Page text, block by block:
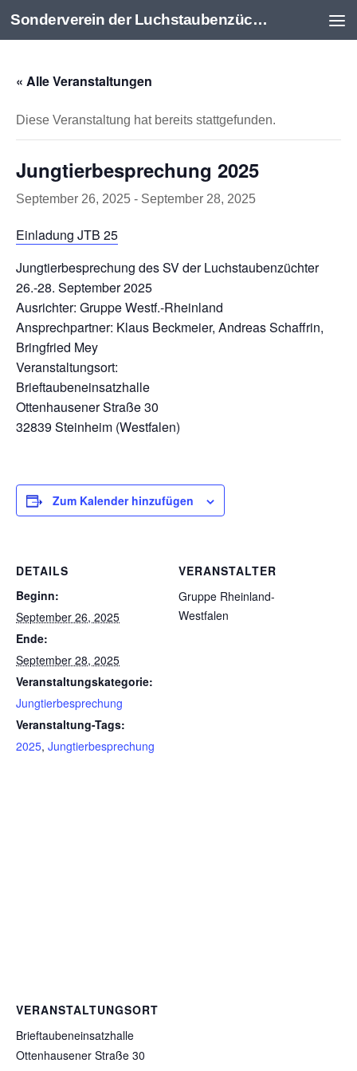
Zum Inhalt springen Sonderverein der Luchstaubenzüchter
« Alle Veranstaltungen
Diese Veranstaltung hat bereits stattgefunden.
Jungtierbesprechung 2025
September 26, 2025 - September 28, 2025
Einladung JTB 25
Jungtierbesprechung des SV der Luchstaubenzüchter
26.-28. September 2025
Ausrichter: Gruppe Westf.-Rheinland
Ansprechpartner: Klaus Beckmeier, Andreas Schaffrin,
Bringfried Mey
Veranstaltungsort:
Brieftaubeneinsatzhalle
Ottenhausener Straße 30
32839 Steinheim (Westfalen)
Zum Kalender hinzufügen
DETAILS
Beginn:
September 26, 2025
Ende:
September 28, 2025
Veranstaltungskategorie:
Jungtierbesprechung
Veranstaltung-Tags:
2025, Jungtierbesprechung
VERANSTALTER
Gruppe Rheinland-
Westfalen
VERANSTALTUNGSORT
Brieftaubeneinsatzhalle
Ottenhausener Straße 30